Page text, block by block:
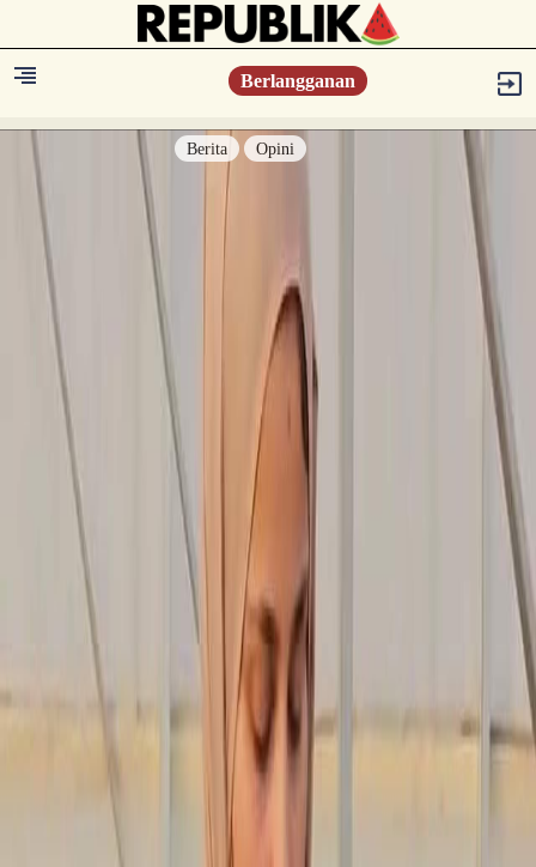
Berlangganan
Berita Opini
Islam Digest
Hikmah
Opini
Konsultasi Syariah
Resonansi
Sejarah
Iqtishodia